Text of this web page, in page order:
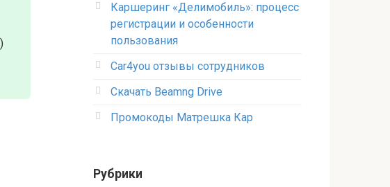
Каршеринг «Делимобиль»: процесс
регистрации и особенности
пользования
Car4you отзывы сотрудников
Скачать Beamng Drive
Промокоды Матрешка Кар
Рубрики